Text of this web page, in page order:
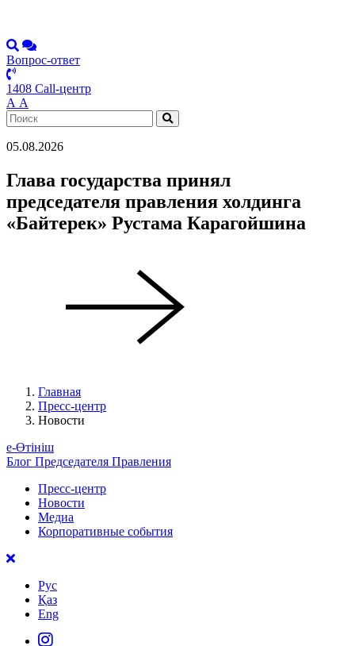
Вопрос-ответ
1408 Call-центр
А А
05.08.2026
Глава государства принял
председателя правления холдинга
«Байтерек» Рустама Карагойшина
Главная
Пресс-центр
Новости
е-Өтініш
Блог Председателя Правления
Пресс-центр
Новости
Медиа
Корпоративные события
Рус
Қаз
Eng